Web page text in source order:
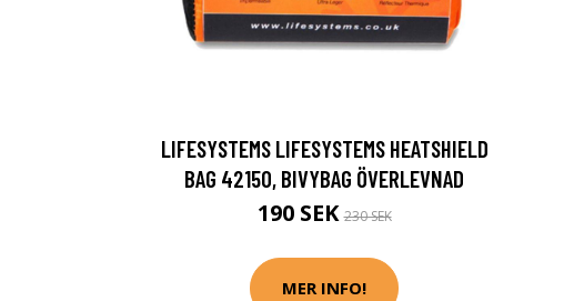
LIFESYSTEMS LIFESYSTEMS HEATSHIELD
BAG 42150, BIVYBAG ÖVERLEVNAD
190 SEK230 SEK
MER INFO!